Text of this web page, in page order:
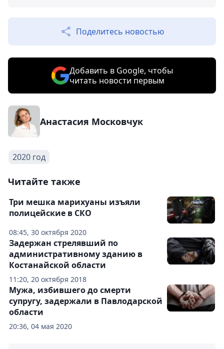
Поделитесь новостью
Добавить в Google, чтобы
читать новости первым
Анастасия Московчук
2020 год
Читайте также
08:45, 30 октября 2020
Три мешка марихуаны изъяли
полицейские в СКО
11:20, 20 октября 2018
Задержан стрелявший по
административному зданию в
Костанайской области
20:36, 04 мая 2020
Мужа, избившего до смерти
супругу, задержали в Павлодарской
области